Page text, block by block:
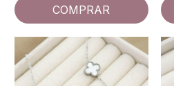
COMPRAR